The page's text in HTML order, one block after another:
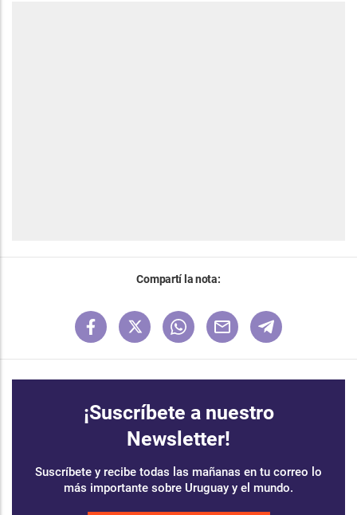
Compartí la nota:
¡Suscríbete a nuestro
Newsletter!
Suscríbete y recibe todas las mañanas en tu correo lo
más importante sobre Uruguay y el mundo.